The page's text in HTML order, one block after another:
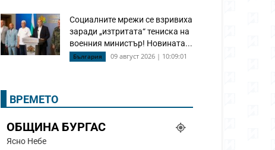
Социалните мрежи се взривиха
заради „изтритата“ тениска на
военния министър! Новината...
България 09 август 2026 | 10:09:01
ВРЕМЕТО
ОБЩИНА БУРГАС
Ясно Небе